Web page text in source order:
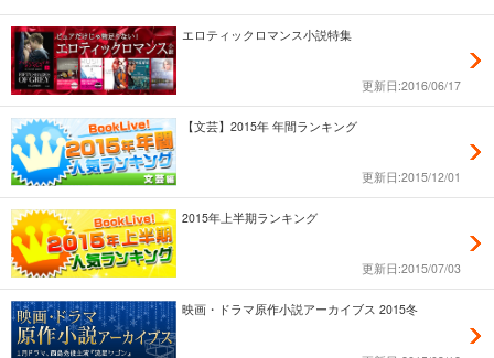
エロティックロマンス小説特集
更新日:2016/06/17
【文芸】2015年 年間ランキング
更新日:2015/12/01
2015年上半期ランキング
更新日:2015/07/03
映画・ドラマ原作小説アーカイブス 2015冬